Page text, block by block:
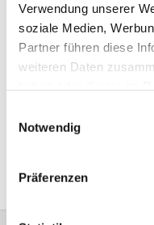
Verwendung unserer
soziale Medien,
Partner führen diese
weiteren Daten
Notwendig
Präferenzen